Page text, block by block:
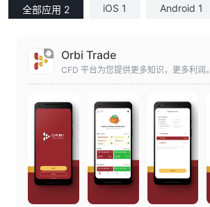
全部应用 2 iOS 1 Android 1
Orbi Trade
CFD 平台为您提供更多知识，更多利润。